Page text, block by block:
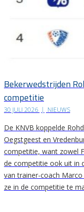
Bekerwedstrijden
competitie
30 JULI 2026 | NIEUWS
De KNVB koppelde
Oegstgeest en
competitie, want zowel
de competitie ook uit in
van trainer-coach
ze in de competitie te